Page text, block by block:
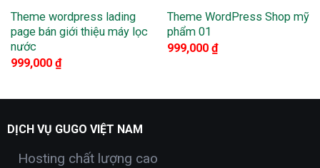
Theme wordpress lading
page bán giới thiệu máy lọc
nước
999,000 ₫
Theme WordPress Shop mỹ
phẩm 01
999,000 ₫
DỊCH VỤ GUGO VIỆT NAM
Hosting chất lượng cao